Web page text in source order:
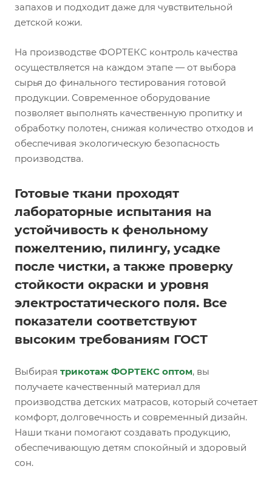
запахов и подходит даже для чувствительной
детской кожи.
На производстве ФОРТЕКС контроль качества
осуществляется на каждом этапе — от выбора
сырья до финального тестирования готовой
продукции. Современное оборудование
позволяет выполнять качественную пропитку и
обработку полотен, снижая количество отходов и
обеспечивая экологическую безопасность
производства.
Готовые ткани проходят
лабораторные испытания на
устойчивость к фенольному
пожелтению, пилингу, усадке
после чистки, а также проверку
стойкости окраски и уровня
электростатического поля. Все
показатели соответствуют
высоким требованиям ГОСТ
Выбирая трикотаж ФОРТЕКС оптом, вы
получаете качественный материал для
производства детских матрасов, который сочетает
комфорт, долговечность и современный дизайн.
Наши ткани помогают создавать продукцию,
обеспечивающую детям спокойный и здоровый
сон.